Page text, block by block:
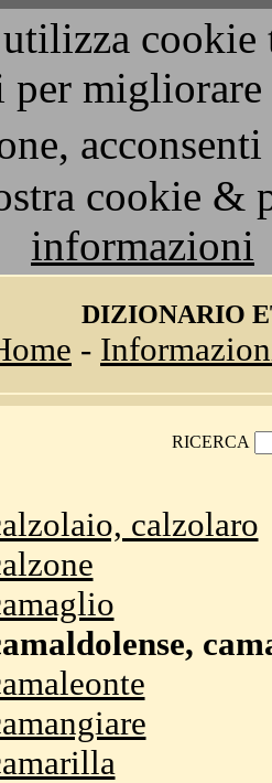
per
cookie &
informazioni
DIZIONARIO
-
RICERCA
calzolaro